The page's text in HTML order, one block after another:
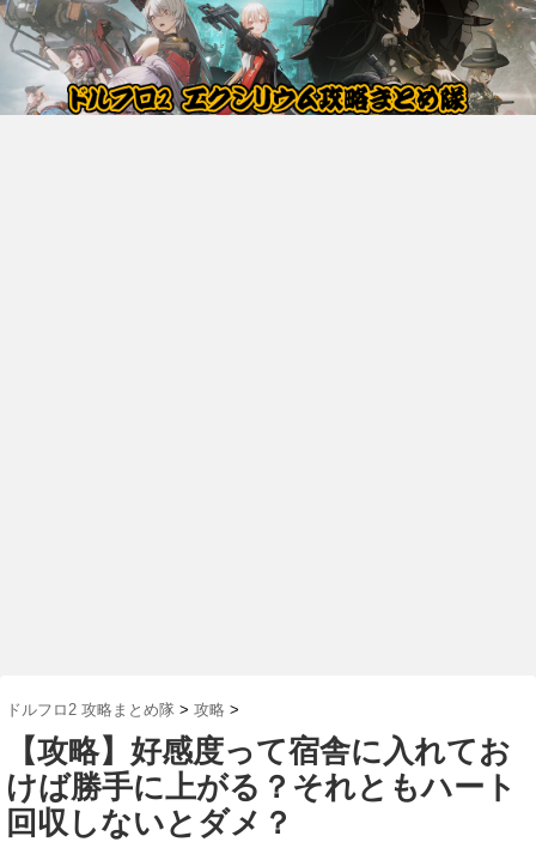
ドルフロ2 攻略まとめ隊 > 攻略 >
【攻略】好感度って宿舎に入れてお
けば勝手に上がる？それともハート
回収しないとダメ？